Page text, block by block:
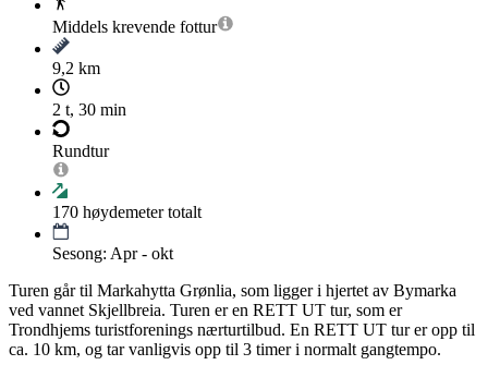
Middels krevende fottur
9,2 km
2 t, 30 min
Rundtur
170 høydemeter totalt
Sesong: Apr - okt
Turen går til Markahytta Grønlia, som ligger i hjertet av Bymarka
ved vannet Skjellbreia. Turen er en RETT UT tur, som er
Trondhjems turistforenings nærturtilbud. En RETT UT tur er opp til
ca. 10 km, og tar vanligvis opp til 3 timer i normalt gangtempo.